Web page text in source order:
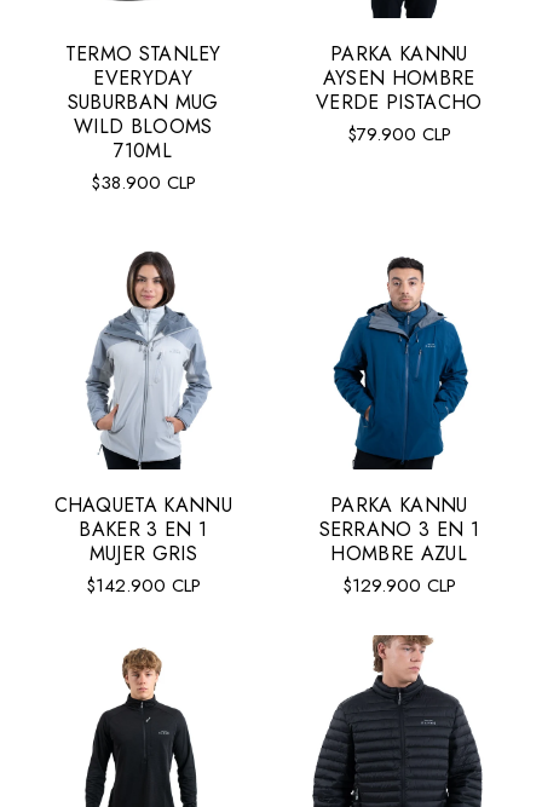
TERMO STANLEY
EVERYDAY
SUBURBAN MUG
WILD BLOOMS
710ML
Precio
$38.900 CLP
Talla:M
M
L XL
PARKA KANNU
AYSEN HOMBRE
VERDE PISTACHO
Precio
$79.900 CLP
Talla:XL
L M S
AGREGAR AL CARRITO
CHAQUETA KANNU
BAKER 3 EN 1
MUJER GRIS
Precio
$142.900 CLP
Tall:XL
XL
L M
AGREGAR AL CARRITO
PARKA KANNU
SERRANO 3 EN 1
HOMBRE AZUL
Precio
$129.900 CLP